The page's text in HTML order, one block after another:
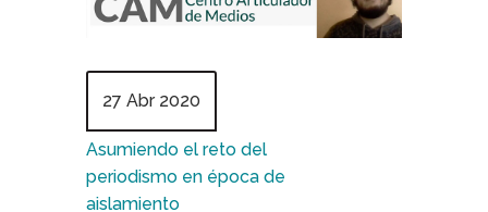
27 Abr 2020
Asumiendo el reto del
periodismo en época de
aislamiento